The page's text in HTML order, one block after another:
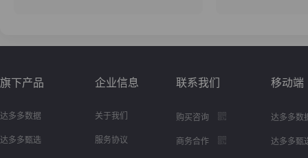
旗下产品
达多多数据
达多多甄选
企业信息
关于我们
服务协议
联系我们
购买咨询
商务合作
移动端
达多多数
达多多甄